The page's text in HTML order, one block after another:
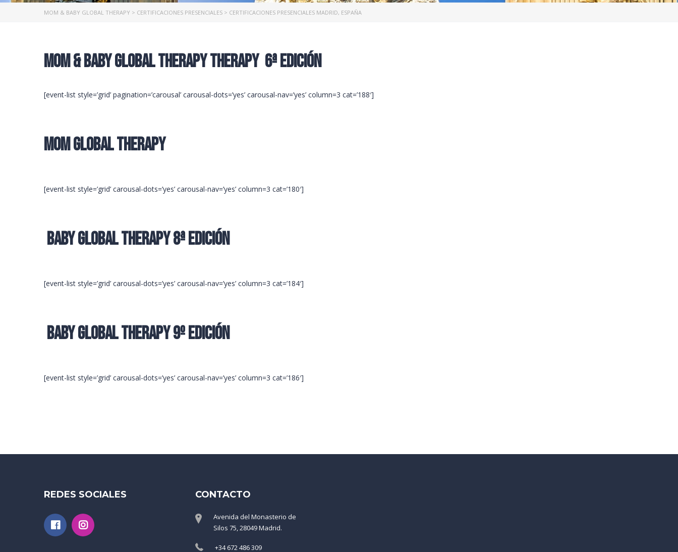
MOM & BABY GLOBAL THERAPY > CERTIFICACIONES PRESENCIALES > CERTIFICACIONES PRESENCIALES MADRID, ESPAÑA
Mom & Baby Global Therapy Therapy 6ª Edición
[event-list style=’grid’ pagination=’carousal’ carousal-dots=’yes’ carousal-nav=’yes’ column=3 cat=’188′]
Mom Global Therapy
[event-list style=’grid’ carousal-dots=’yes’ carousal-nav=’yes’ column=3 cat=’180′]
Baby Global Therapy 8ª Edición
[event-list style=’grid’ carousal-dots=’yes’ carousal-nav=’yes’ column=3 cat=’184′]
Baby Global Therapy 9º Edición
[event-list style=’grid’ carousal-dots=’yes’ carousal-nav=’yes’ column=3 cat=’186′]
REDES SOCIALES CONTACTO
Avenida del Monasterio de
Silos 75, 28049 Madrid.
+34 672 486 309